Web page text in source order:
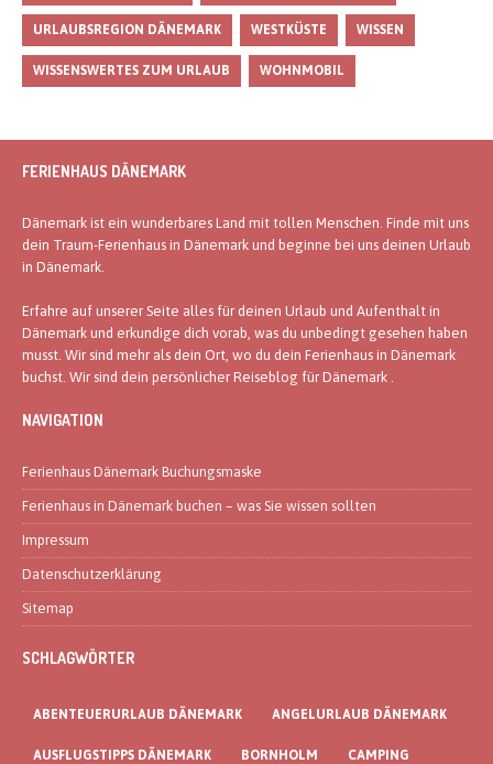
URLAUBSREGION DÄNEMARK WESTKÜSTE WISSEN
WISSENSWERTES ZUM URLAUB WOHNMOBIL
FERIENHAUS DÄNEMARK
Dänemark ist ein wunderbares Land mit tollen Menschen. Finde mit uns
dein Traum-Ferienhaus in Dänemark und beginne bei uns deinen Urlaub
in Dänemark.
Erfahre auf unserer Seite alles für deinen Urlaub und Aufenthalt in
Dänemark und erkundige dich vorab, was du unbedingt gesehen haben
musst. Wir sind mehr als dein Ort, wo du dein Ferienhaus in Dänemark
buchst. Wir sind dein persönlicher Reiseblog für Dänemark .
NAVIGATION
Ferienhaus Dänemark Buchungsmaske
Ferienhaus in Dänemark buchen – was Sie wissen sollten
Impressum
Datenschutzerklärung
Sitemap
SCHLAGWÖRTER
ABENTEUERURLAUB DÄNEMARK ANGELURLAUB DÄNEMARK
AUSFLUGSTIPPS DÄNEMARK BORNHOLM CAMPING